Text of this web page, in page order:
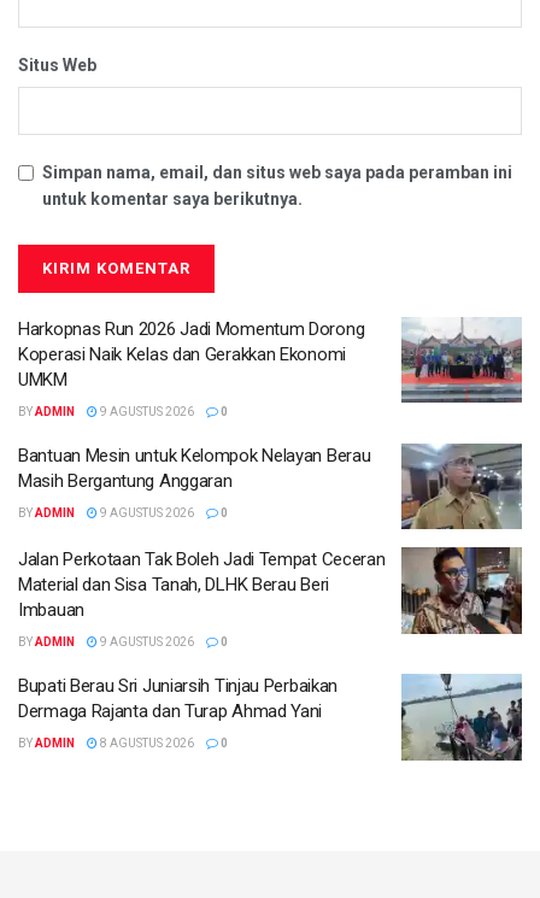
Situs Web
Simpan nama, email, dan situs web saya pada peramban ini
untuk komentar saya berikutnya.
Harkopnas Run 2026 Jadi Momentum Dorong
Koperasi Naik Kelas dan Gerakkan Ekonomi
UMKM
BYADMIN 9 AGUSTUS 2026 0
Bantuan Mesin untuk Kelompok Nelayan Berau
Masih Bergantung Anggaran
BYADMIN 9 AGUSTUS 2026 0
Jalan Perkotaan Tak Boleh Jadi Tempat Ceceran
Material dan Sisa Tanah, DLHK Berau Beri
Imbauan
BYADMIN 9 AGUSTUS 2026 0
Bupati Berau Sri Juniarsih Tinjau Perbaikan
Dermaga Rajanta dan Turap Ahmad Yani
BYADMIN 8 AGUSTUS 2026 0